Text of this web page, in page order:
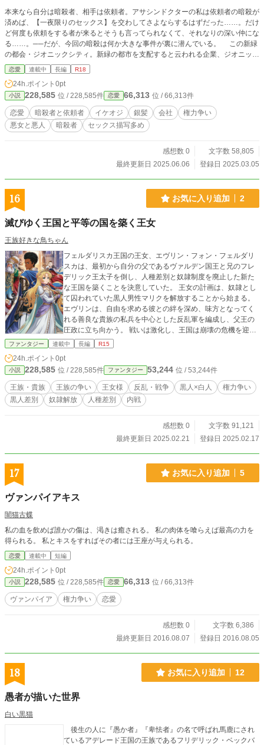
本来なら自分は暗殺者、相手は依頼者。アサシンドクターの私は依頼者の暗殺が
済めば、【一夜限りのセックス】を交わしてさよならするはずだった……。だけ
ど何度も依頼をする者が来るとそうも言ってられなくて、それなりの深い仲にな
る……。──だが、今回の暗殺は何か大きな事件が裏に潜んでいる。 この新緑
の都会・ジオニックシティ。新緑の都市を支配すると云われる企業、ジオニック
コーポレーション。 俺はその企業戦争に巻き込まれていく……ある一人の女性
からの依頼によって──。 翔田美琴のエリオットシリーズ新作の物語は暗殺者と
依頼者が織りなすエロチックラブとミステリー要素も入れた物語です。
恋愛 連載中 長編 R18
24h.ポイント 0pt
小説 228,585 位 / 228,585件 恋愛 66,313 位 / 66,313件
恋愛 暗殺者と依頼者 イケオジ 銀髪 会社
権力争い
悪女と悪人
暗殺者 セックス描写多め
感想数 0
文字数 58,805
最終更新日 2025.06.06
登録日 2025.03.05
16 お気に入り追加 2
滅びゆく王国と平等の国を築く王女
王族好きな鳥ちゃん
フェルダリスカ王国の王女、エヴリン・フォン・フェルダリ
スカは、最初から自分の父であるヴァルデン国王と兄のフレ
デリック王太子を倒し、人種差別と奴隷制度を廃止した新た
な王国を築くことを決意していた。 王女の計画は、奴隷とし
て囚われていた黒人男性マリクを解放することから始まる。
エヴリンは、自由を求める彼との絆を深め、味方となってく
れる善良な貴族の私兵を中心とした反乱軍を編成し、父王の
圧政に立ち向かう。 戦いは激化し、王国は崩壊の危機を迎え
る中、エヴリンはついに王国を変革するために戦い抜く。新
の壮絶な戦いと信念が描かれる、感動と興奮の物語。
ファンタジー 連載中 長編 R15
24h.ポイント 0pt
小説 228,585 位 / 228,585件 ファンタジー 53,244 位 / 53,244件
王族・貴族 王族の争い 王女様 反乱・戦争 黒人×白人
権力争い
黒人差別
奴隷解放 人種差別 内戦
感想数 0
文字数 91,121
最終更新日 2025.02.21
登録日 2025.02.17
17 お気に入り追加 5
ヴァンパイアキス
闇猫古蝶
私の血を飲めば誰かの傷は、渇きは癒される。 私の肉体を喰らえば最高の力を
得られる。 私とキスをすればその者には王座が与えられる。
恋愛 連載中 短編
24h.ポイント 0pt
小説 228,585 位 / 228,585件 恋愛 66,313 位 / 66,313件
ヴァンパイア 権力争い 恋愛
感想数 0
文字数 6,386
最終更新日 2016.08.07
登録日 2016.08.05
18 お気に入り追加 12
愚者が描いた世界
白い黒猫
後生の人に『愚か者』『卑怯者』の名で呼ばれ馬鹿にされ
ているアデレード王国の王族であるフリデリック・ベックバ